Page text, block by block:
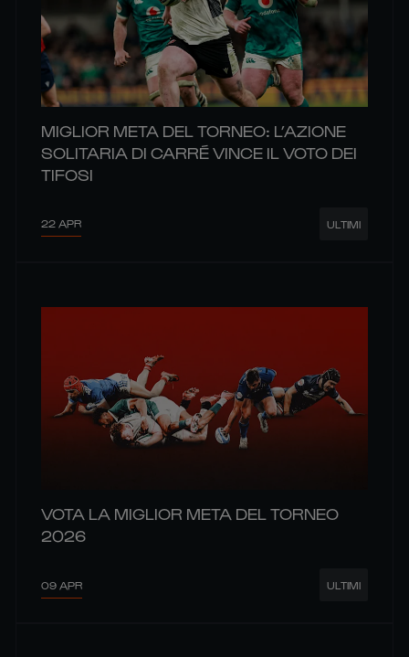
MIGLIOR META DEL TORNEO: L’AZIONE
SOLITARIA DI CARRÉ VINCE IL VOTO DEI
TIFOSI
22 APR ULTIMI
VOTA LA MIGLIOR META DEL TORNEO
2026
09 APR ULTIMI